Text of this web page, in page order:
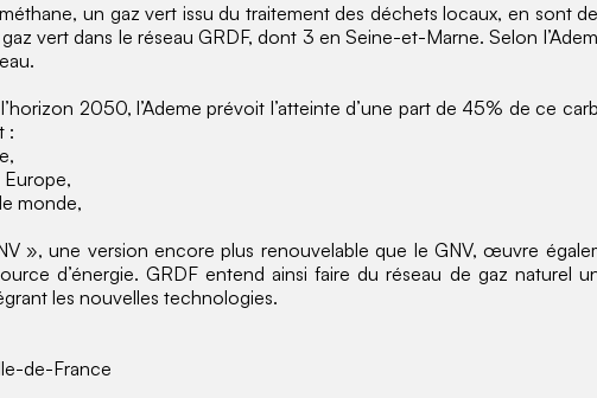
un gaz vert issu du traitement des déchets locaux, en sont
vert dans le réseau GRDF, dont 3 en Seine-et-Marne. Selon
2050, l’Ademe prévoit l’atteinte d’une part de 45% de ce
:
monde,
», une version encore plus renouvelable que le GNV, œuvre
d’énergie. GRDF entend ainsi faire du réseau de gaz naturel
les nouvelles technologies.
de-France